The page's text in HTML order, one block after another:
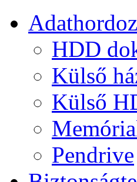
HDD
Külső
Külső
Pendrive